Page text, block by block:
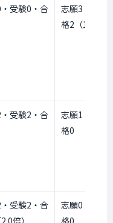
受験0・合
志願3・受験
格2（1.5倍）
受験2・合
志願1・受験
格0
受験2・合
倍）
志願0・受験
格0